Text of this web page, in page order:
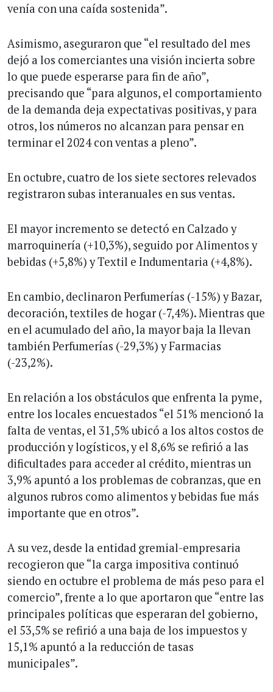
venía con una caída sostenida”.
Asimismo, aseguraron que “el resultado del mes
dejó a los comerciantes una visión incierta sobre
lo que puede esperarse para fin de año”,
precisando que “para algunos, el comportamiento
de la demanda deja expectativas positivas, y para
otros, los números no alcanzan para pensar en
terminar el 2024 con ventas a pleno”.
En octubre, cuatro de los siete sectores relevados
registraron subas interanuales en sus ventas.
El mayor incremento se detectó en Calzado y
marroquinería (+10,3%), seguido por Alimentos y
bebidas (+5,8%) y Textil e Indumentaria (+4,8%).
En cambio, declinaron Perfumerías (-15%) y Bazar,
decoración, textiles de hogar (-7,4%). Mientras que
en el acumulado del año, la mayor baja la llevan
también Perfumerías (-29,3%) y Farmacias
(-23,2%).
En relación a los obstáculos que enfrenta la pyme,
entre los locales encuestados “el 51% mencionó la
falta de ventas, el 31,5% ubicó a los altos costos de
producción y logísticos, y el 8,6% se refirió a las
dificultades para acceder al crédito, mientras un
3,9% apuntó a los problemas de cobranzas, que en
algunos rubros como alimentos y bebidas fue más
importante que en otros”.
A su vez, desde la entidad gremial-empresaria
recogieron que “la carga impositiva continuó
siendo en octubre el problema de más peso para el
comercio”, frente a lo que aportaron que “entre las
principales políticas que esperaran del gobierno,
el 53,5% se refirió a una baja de los impuestos y
15,1% apuntó a la reducción de tasas
municipales”.